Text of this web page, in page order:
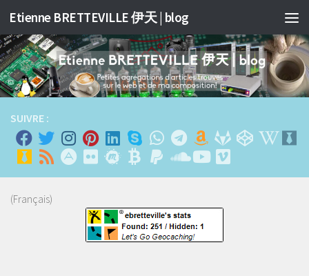
跳至内容
Etienne BRETTEVILLE 伊天 | blog
SUIVRE :
(Français)